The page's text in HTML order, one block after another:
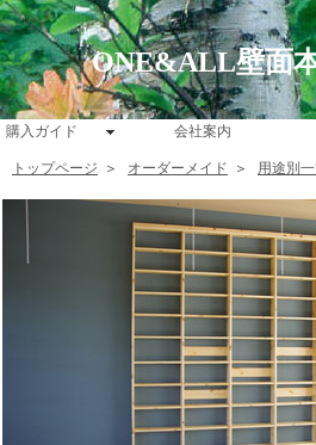
ONE&ALL壁面
購入ガイド
会社案内
トップページ ＞ オーダーメイド ＞ 用途別